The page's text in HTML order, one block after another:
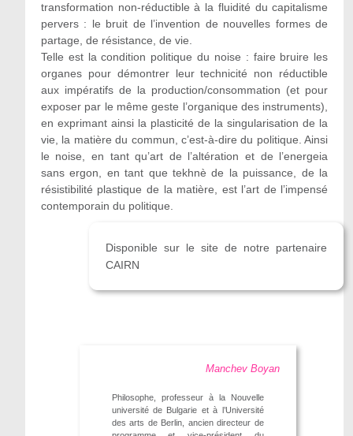
transformation non-réductible à la fluidité du capitalisme
pervers : le bruit de l’invention de nouvelles formes de
partage, de résistance, de vie.
Telle est la condition politique du noise : faire bruire les
organes pour démontrer leur technicité non réductible
aux impératifs de la production/consommation (et pour
exposer par le même geste l’organique des instruments),
en exprimant ainsi la plasticité de la singularisation de la
vie, la matière du commun, c’est-à-dire du politique. Ainsi
le noise, en tant qu’art de l’altération et de l’energeia
sans ergon, en tant que tekhnè de la puissance, de la
résistibilité plastique de la matière, est l’art de l’impensé
contemporain du politique.
Disponible sur le site de notre partenaire
CAIRN
Manchev Boyan
Philosophe, professeur à la Nouvelle
université de Bulgarie et à l’Université
des arts de Berlin, ancien directeur de